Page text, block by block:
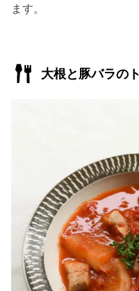
ます。
大根と豚バラの